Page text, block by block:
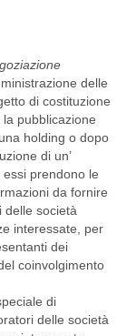
delle
di costituzione
pubblicazione
holding o dopo
di un’
prendono le
da fornire
delle società
interessate, per
dei
coinvolgimento
di
delle società